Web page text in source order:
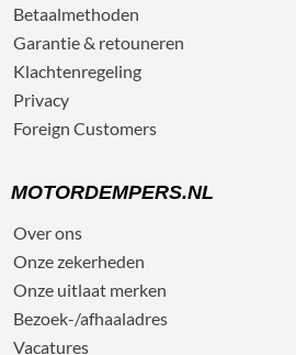
Betaalmethoden
Garantie & retouneren
Klachtenregeling
Privacy
Foreign Customers
MOTORDEMPERS.NL
Over ons
Onze zekerheden
Onze uitlaat merken
Bezoek-/afhaaladres
Vacatures